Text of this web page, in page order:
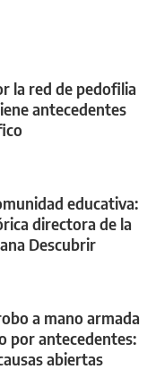
la red de pedofilia
antecedentes
educativa:
directora de la
Descubrir
a mano armada
por antecedentes:
abiertas